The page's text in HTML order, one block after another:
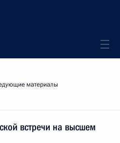
материалы
встречи на высшем